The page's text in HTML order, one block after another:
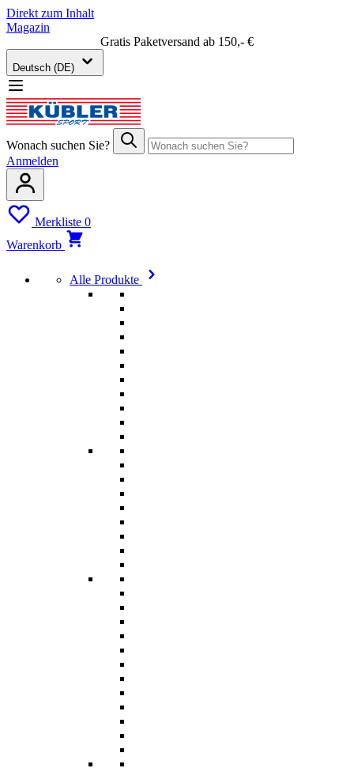
Direkt zum Inhalt
Magazin
Gratis Paketversand ab 150,- €
Deutsch (DE)
Wonach suchen Sie?
Anmelden
Merkliste 0
Warenkorb
Alle Produkte